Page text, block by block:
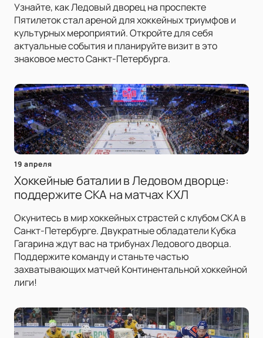
Узнайте, как Ледовый дворец на проспекте
Пятилеток стал ареной для хоккейных триумфов и
культурных мероприятий. Откройте для себя
актуальные события и планируйте визит в это
знаковое место Санкт-Петербурга.
19 апреля
Хоккейные баталии в Ледовом дворце:
поддержите СКА на матчах КХЛ
Окунитесь в мир хоккейных страстей с клубом СКА в
Санкт-Петербурге. Двукратные обладатели Кубка
Гагарина ждут вас на трибунах Ледового дворца.
Поддержите команду и станьте частью
захватывающих матчей Континентальной хоккейной
лиги!